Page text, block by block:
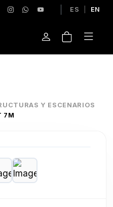
ES EN
Y ESCENARIOS
7M